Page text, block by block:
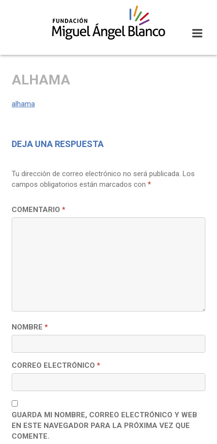
ALHAMA
alhama
DEJA UNA RESPUESTA
Tu dirección de correo electrónico no será publicada. Los
campos obligatorios están marcados con *
COMENTARIO *
NOMBRE *
CORREO ELECTRÓNICO *
GUARDA MI NOMBRE, CORREO ELECTRÓNICO Y WEB
EN ESTE NAVEGADOR PARA LA PRÓXIMA VEZ QUE
COMENTE.